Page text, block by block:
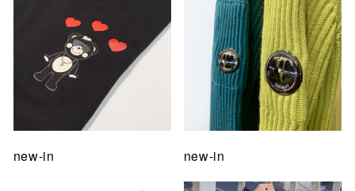
new-in new-in